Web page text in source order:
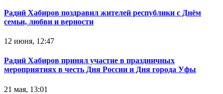
Радий Хабиров поздравил жителей республики с Днём
семьи, любви и верности
12 июня, 12:47
Радий Хабиров принял участие в праздничных
мероприятиях в честь Дня России и Дня города Уфы
21 мая, 13:01